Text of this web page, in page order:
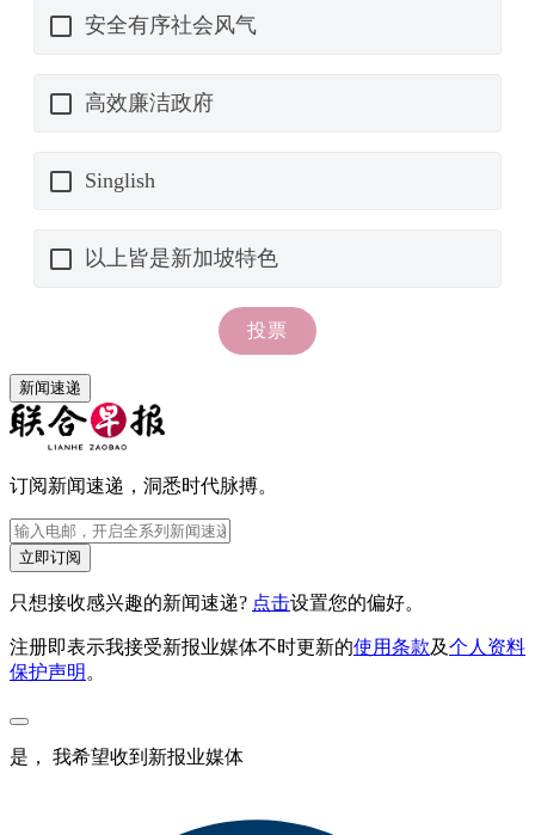
新闻速递
订阅新闻速递，洞悉时代脉搏。
立即订阅
只想接收感兴趣的新闻速递? 点击设置您的偏好。
注册即表示我接受新报业媒体不时更新的使用条款及个人资料
保护声明。
是， 我希望收到新报业媒体